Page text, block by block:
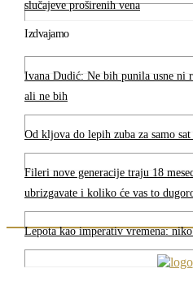
slučajeve proširenih vena
Izdvajamo
Ivana Dudić: Ne bih punila usne ni
ali ne bih
Od kljova do lepih zuba za samo sat
Fileri nove generacije traju 18
ubrizgavate i koliko će vas to
Lepota kao imperativ vremena: